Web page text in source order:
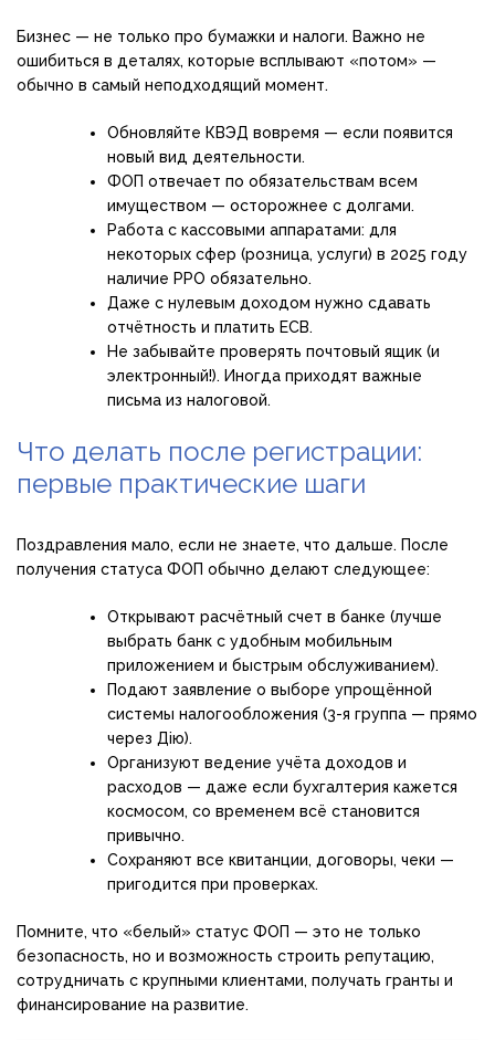
Бизнес — не только про бумажки и налоги. Важно не
ошибиться в деталях, которые всплывают «потом» —
обычно в самый неподходящий момент.
Обновляйте КВЭД вовремя — если появится
новый вид деятельности.
ФОП отвечает по обязательствам всем
имуществом — осторожнее с долгами.
Работа с кассовыми аппаратами: для
некоторых сфер (розница, услуги) в 2025 году
наличие РРО обязательно.
Даже с нулевым доходом нужно сдавать
отчётность и платить ЕСВ.
Не забывайте проверять почтовый ящик (и
электронный!). Иногда приходят важные
письма из налоговой.
Что делать после регистрации:
первые практические шаги
Поздравления мало, если не знаете, что дальше. После
получения статуса ФОП обычно делают следующее:
Открывают расчётный счет в банке (лучше
выбрать банк с удобным мобильным
приложением и быстрым обслуживанием).
Подают заявление о выборе упрощённой
системы налогообложения (3-я группа — прямо
через Дію).
Организуют ведение учёта доходов и
расходов — даже если бухгалтерия кажется
космосом, со временем всё становится
привычно.
Сохраняют все квитанции, договоры, чеки —
пригодится при проверках.
Помните, что «белый» статус ФОП — это не только
безопасность, но и возможность строить репутацию,
сотрудничать с крупными клиентами, получать гранты и
финансирование на развитие.